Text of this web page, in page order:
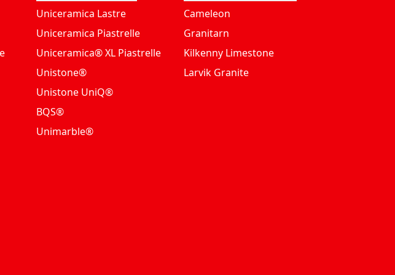
Uniceramica Lastre
Uniceramica Piastrelle
Uniceramica® XL Piastrelle
Unistone®
Unistone UniQ®
BQS®
Unimarble®
Cameleon
Granitarn
Kilkenny Limestone
Larvik Granite